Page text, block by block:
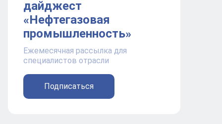
дайджест
«Нефтегазовая
промышленность»
Ежемесячная рассылка для
специалистов отрасли
Подписаться